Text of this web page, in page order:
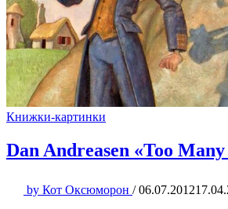
Книжки-картинки
Dan Andreasen «Too
by Кот Оксюморон / 06.07.2012